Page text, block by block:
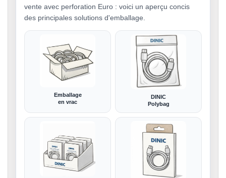
vente avec perforation Euro : voici un aperçu concis
des principales solutions d'emballage.
Emballage
en vrac
DINIC
Polybag